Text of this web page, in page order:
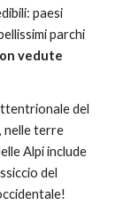
paesi
parchi
vedute
del
nelle terre
Alpi include
del